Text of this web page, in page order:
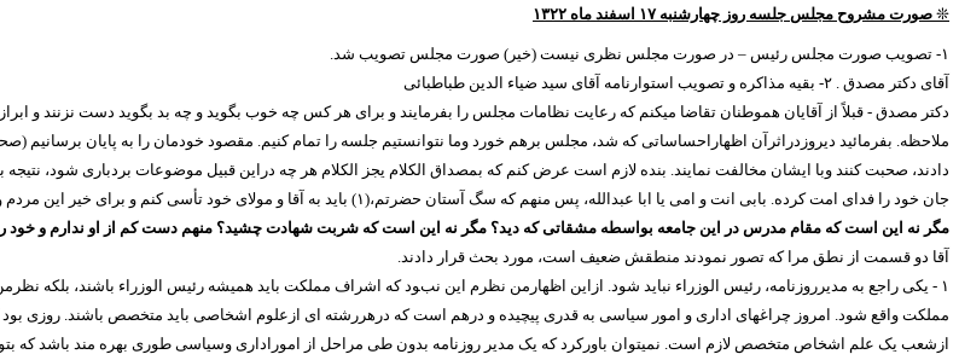
❊ صورت مشروح مجلس جلسه روز چهارشنبه۱۷ اسفند ماه ۱۳۲۲
۱- تصویب صورت مجلس رئیس – در صورت مجلس نظری نیست (خیر) صورت مجلس تصویب شد.
آقای دکتر مصدق . ۲- بقیه مذاکره و تصویب استوارنامه آقای سید ضیاء الدین طباطبائی
دکتر مصدق - قبلاً از آقایان هموطنان تقاضا میکنم که رعایت نظامات مجلس را بفرمایند و برای هر کس چه خوب بگوید و چه بد بگوید دست نزنند و
ملاحظه. بفرمائید دیروزدراثرآن اظهاراحساساتی که شد، مجلس برهم خورد وما نتوانستیم جلسه را تمام کنیم. مقصود خودمان را به پایان
دادند، صحبت کنند وبا ایشان مخالفت نمایند. بنده لازم است عرض کنم که بمصداق الکلام یجز الکلام هر چه دراین قبیل موضوعات بردباری شود،
جان خود را فدای امت کرده. بابی انت و امی یا ابا عبدالله، پس منهم که سگ آستان حضرتم،(۱) باید به آقا و مولای خود تأسی کنم و برای خیر این
مگر نه این است که مقام مدرس در این جامعه بواسطه مشقاتی که دید؟ مگر نه این است که شربت شهادت چشید؟ منهم دست کم از او ندارم و خود
آقا دو قسمت از نطق مرا که تصور نمودند منطقش ضعیف است، مورد بحث قرار دادند.
۱ -
یکی راجع به مدیرروزنامه، رئیس الوزراء نباید شود. ازاین اظهارمن نظرم این نبود که اشراف مملکت باید همیشه رئیس الوزراء باشند، بلکه
مملکت واقع شود. امروز چراغهای اداری و امور سیاسی به قدری پیچیده و درهم است که درهررشته ای ازعلوم اشخاصی باید متخصص باشند. روزی بود
ازشعب یک علم اشخاص متخصص لازم است. نمیتوان باورکرد که یک مدیر روزنامه بدون طی مراحل از اموراداری وسیاسی طوری بهره مند باشد که